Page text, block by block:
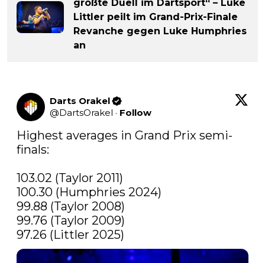
größte Duell im Dartsport“ – Luke
Littler peilt im Grand-Prix-Finale
Revanche gegen Luke Humphries
an
Darts Orakel
@DartsOrakel · Follow
Highest averages in Grand Prix semi-
finals:
103.02 (Taylor 2011)
100.30 (Humphries 2024)
99.88 (Taylor 2008)
99.76 (Taylor 2009)
97.26 (Littler 2025)